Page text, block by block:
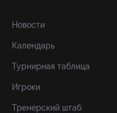
Новости
Календарь
Турнирная таблица
Игроки
Тренерский штаб